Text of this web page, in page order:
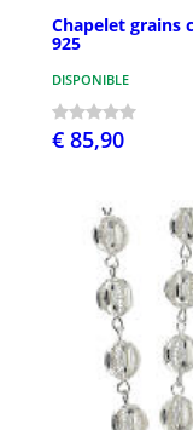
Chapelet grains
925
DISPONIBLE
€ 85,90